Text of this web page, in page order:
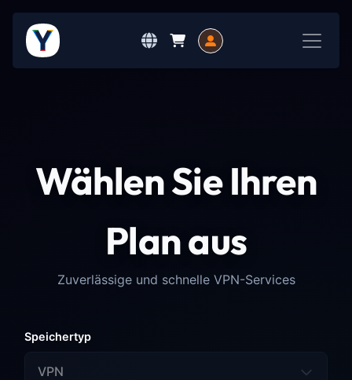
Wählen Sie Ihren
Plan aus
Zuverlässige und schnelle VPN-Services
Speichertyp
VPN